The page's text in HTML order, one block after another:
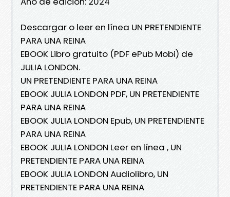
Descargar o leer en línea UN PRETENDIENTE
PARA UNA REINA
EBOOK Libro gratuito (PDF ePub Mobi) de
JULIA LONDON.
UN PRETENDIENTE PARA UNA REINA
EBOOK JULIA LONDON PDF, UN PRETENDIENTE
PARA UNA REINA
EBOOK JULIA LONDON Epub, UN PRETENDIENTE
PARA UNA REINA
EBOOK JULIA LONDON Leer en línea , UN
PRETENDIENTE PARA UNA REINA
EBOOK JULIA LONDON Audiolibro, UN
PRETENDIENTE PARA UNA REINA